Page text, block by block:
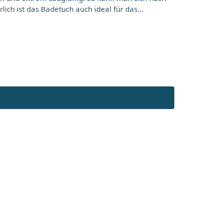
ist das Badetuch auch ideal für das